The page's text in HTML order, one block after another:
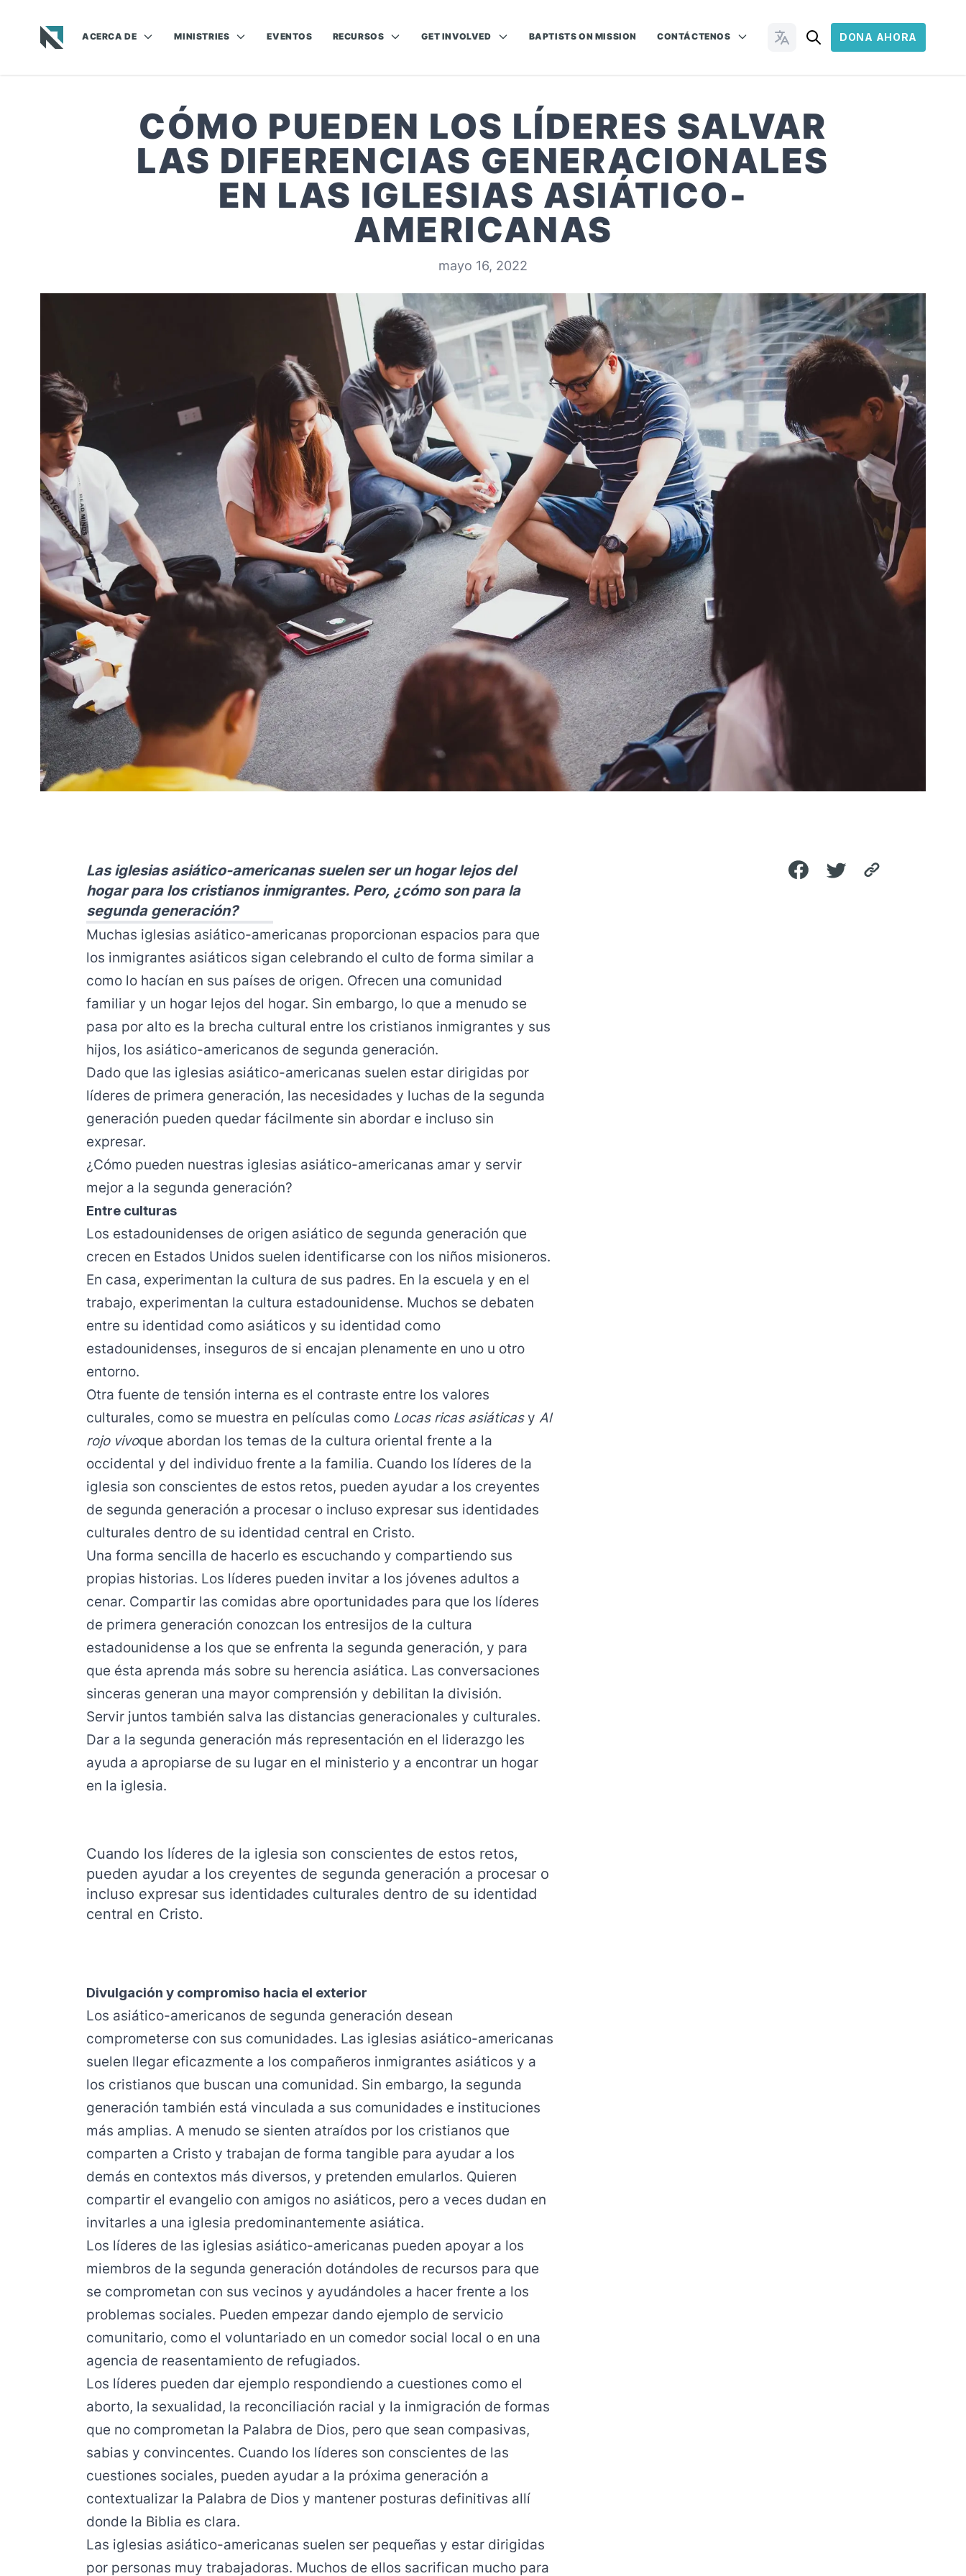
ACERCA DE MINISTRIES EVENTOS RECURSOS GET INVOLVED BAPTISTS ON MISSION CONTÁCTENOS Cambiar idiomaDONA AHORA
CÓMO PUEDEN LOS LÍDERES SALVAR
LAS DIFERENCIAS GENERACIONALES
EN LAS IGLESIAS ASIÁTICO-
AMERICANAS
mayo 16, 2022
Las iglesias asiático-americanas suelen ser un hogar lejos del
hogar para los cristianos inmigrantes. Pero, ¿cómo son para la
segunda generación?
Muchas iglesias asiático-americanas proporcionan espacios para que
los inmigrantes asiáticos sigan celebrando el culto de forma similar a
como lo hacían en sus países de origen. Ofrecen una comunidad
familiar y un hogar lejos del hogar. Sin embargo, lo que a menudo se
pasa por alto es la brecha cultural entre los cristianos inmigrantes y sus
hijos, los asiático-americanos de segunda generación.
Dado que las iglesias asiático-americanas suelen estar dirigidas por
líderes de primera generación, las necesidades y luchas de la segunda
generación pueden quedar fácilmente sin abordar e incluso sin
expresar.
¿Cómo pueden nuestras iglesias asiático-americanas amar y servir
mejor a la segunda generación?
Entre culturas
Los estadounidenses de origen asiático de segunda generación que
crecen en Estados Unidos suelen identificarse con los niños misioneros.
En casa, experimentan la cultura de sus padres. En la escuela y en el
trabajo, experimentan la cultura estadounidense. Muchos se debaten
entre su identidad como asiáticos y su identidad como
estadounidenses, inseguros de si encajan plenamente en uno u otro
entorno.
Otra fuente de tensión interna es el contraste entre los valores
culturales, como se muestra en películas como Locas ricas asiáticasy Al
rojo vivoque abordan los temas de la cultura oriental frente a la
occidental y del individuo frente a la familia. Cuando los líderes de la
iglesia son conscientes de estos retos, pueden ayudar a los creyentes
de segunda generación a procesar o incluso expresar sus identidades
culturales dentro de su identidad central en Cristo.
Una forma sencilla de hacerlo es escuchando y compartiendo sus
propias historias. Los líderes pueden invitar a los jóvenes adultos a
cenar. Compartir las comidas abre oportunidades para que los líderes
de primera generación conozcan los entresijos de la cultura
estadounidense a los que se enfrenta la segunda generación, y para
que ésta aprenda más sobre su herencia asiática. Las conversaciones
sinceras generan una mayor comprensión y debilitan la división.
Servir juntos también salva las distancias generacionales y culturales.
Dar a la segunda generación más representación en el liderazgo les
ayuda a apropiarse de su lugar en el ministerio y a encontrar un hogar
en la iglesia.
Cuando los líderes de la iglesia son conscientes de estos retos,
pueden ayudar a los creyentes de segunda generación a procesar o
incluso expresar sus identidades culturales dentro de su identidad
central en Cristo.
Divulgación y compromiso hacia el exterior
Los asiático-americanos de segunda generación desean
comprometerse con sus comunidades. Las iglesias asiático-americanas
suelen llegar eficazmente a los compañeros inmigrantes asiáticos y a
los cristianos que buscan una comunidad. Sin embargo, la segunda
generación también está vinculada a sus comunidades e instituciones
más amplias. A menudo se sienten atraídos por los cristianos que
comparten a Cristo y trabajan de forma tangible para ayudar a los
demás en contextos más diversos, y pretenden emularlos. Quieren
compartir el evangelio con amigos no asiáticos, pero a veces dudan en
invitarles a una iglesia predominantemente asiática.
Los líderes de las iglesias asiático-americanas pueden apoyar a los
miembros de la segunda generación dotándoles de recursos para que
se comprometan con sus vecinos y ayudándoles a hacer frente a los
problemas sociales. Pueden empezar dando ejemplo de servicio
comunitario, como el voluntariado en un comedor social local o en una
agencia de reasentamiento de refugiados.
Los líderes pueden dar ejemplo respondiendo a cuestiones como el
aborto, la sexualidad, la reconciliación racial y la inmigración de formas
que no comprometan la Palabra de Dios, pero que sean compasivas,
sabias y convincentes. Cuando los líderes son conscientes de las
cuestiones sociales, pueden ayudar a la próxima generación a
contextualizar la Palabra de Dios y mantener posturas definitivas allí
donde la Biblia es clara.
Las iglesias asiático-americanas suelen ser pequeñas y estar dirigidas
por personas muy trabajadoras. Muchos de ellos sacrifican mucho para